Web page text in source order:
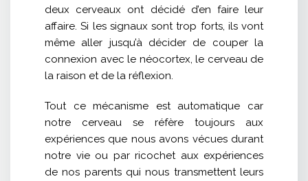
deux cerveaux ont décidé d’en faire leur
affaire. Si les signaux sont trop forts, ils vont
même aller jusqu’à décider de couper la
connexion avec le néocortex, le cerveau de
la raison et de la réflexion.
Tout ce mécanisme est automatique car
notre cerveau se réfère toujours aux
expériences que nous avons vécues durant
notre vie ou par ricochet aux expériences
de nos parents qui nous transmettent leurs